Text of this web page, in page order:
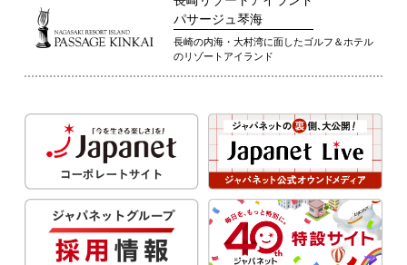
パサージュ琴海
長崎の内海・大村湾に面したゴルフ＆ホテル
のリゾートアイランド